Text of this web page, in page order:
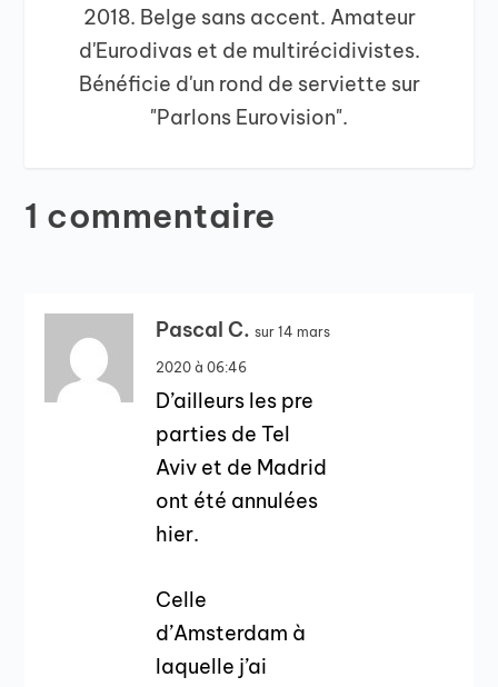
2018. Belge sans accent. Amateur
d'Eurodivas et de multirécidivistes.
Bénéficie d'un rond de serviette sur
"Parlons Eurovision".
1 commentaire
Pascal C. sur 14 mars
2020 à 06:46
D’ailleurs les pre
parties de Tel
Aviv et de Madrid
ont été annulées
hier.
Celle
d’Amsterdam à
laquelle j’ai